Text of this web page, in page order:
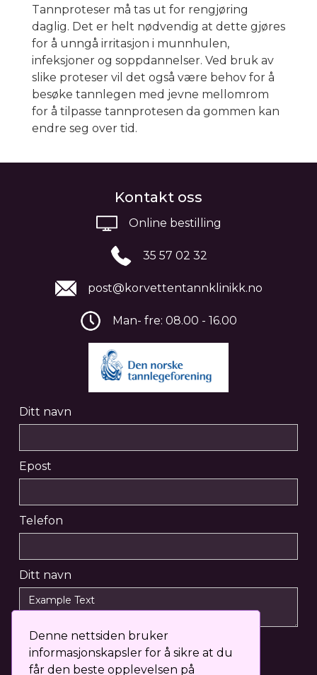
Denne nettsiden bruker
informasjonskapsler for å sikre at du
får den beste opplevelsen på
Tannproteser må tas ut for rengjøring
daglig. Det er helt nødvendig at dette gjøres
for å unngå irritasjon i munnhulen,
infeksjoner og soppdannelser. Ved bruk av
slike proteser vil det også være behov for å
besøke tannlegen med jevne mellomrom
for å tilpasse tannprotesen da gommen kan
endre seg over tid.
Kontakt oss
Online bestilling
35 57 02 32
post@korvettentannklinikk.no
Man- fre: 08.00 - 16.00
Ditt navn
Epost
Telefon
Ditt navn